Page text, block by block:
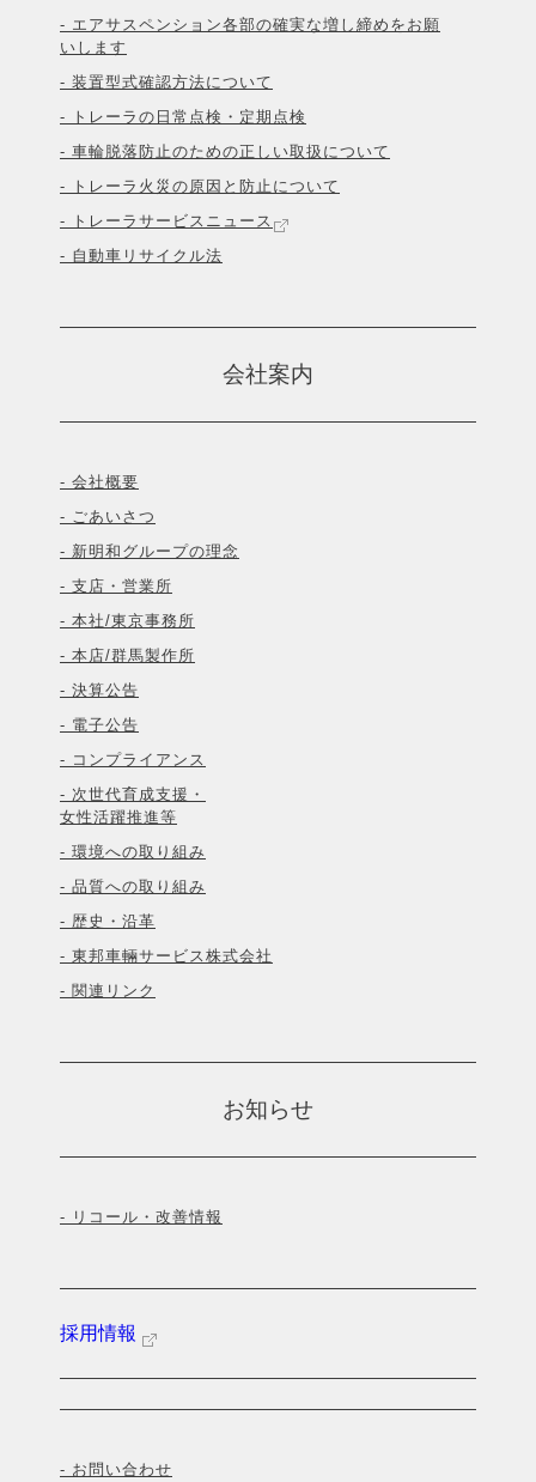
- エアサスペンション各部の確実な増し締めをお願
いします
- 装置型式確認方法について
- トレーラの日常点検・定期点検
- 車輪脱落防止のための正しい取扱について
- トレーラ火災の原因と防止について
- トレーラサービスニュース
- 自動車リサイクル法
会社案内
- 会社概要
- ごあいさつ
- 新明和グループの理念
- 支店・営業所
- 本社/東京事務所
- 本店/群馬製作所
- 決算公告
- 電子公告
- コンプライアンス
- 次世代育成支援・
女性活躍推進等
- 環境への取り組み
- 品質への取り組み
- 歴史・沿革
- 東邦車輛サービス株式会社
- 関連リンク
お知らせ
- リコール・改善情報
採用情報
- お問い合わせ